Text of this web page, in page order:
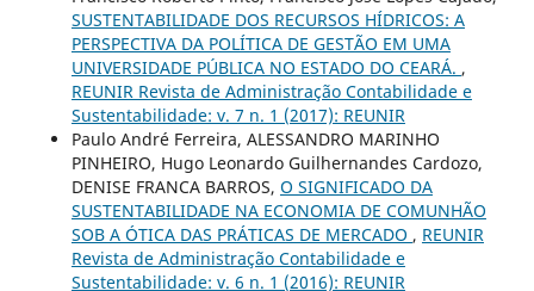
SUSTENTABILIDADE DOS RECURSOS HÍDRICOS: A
PERSPECTIVA DA POLÍTICA DE GESTÃO EM UMA
UNIVERSIDADE PÚBLICA NO ESTADO DO CEARÁ. ,
REUNIR Revista de Administração Contabilidade e
Sustentabilidade: v. 7 n. 1 (2017): REUNIR
Paulo André Ferreira, ALESSANDRO MARINHO
PINHEIRO, Hugo Leonardo Guilhernandes Cardozo,
DENISE FRANCA BARROS, O SIGNIFICADO DA
SUSTENTABILIDADE NA ECONOMIA DE COMUNHÃO
SOB A ÓTICA DAS PRÁTICAS DE MERCADO , REUNIR
Revista de Administração Contabilidade e
Sustentabilidade: v. 6 n. 1 (2016): REUNIR